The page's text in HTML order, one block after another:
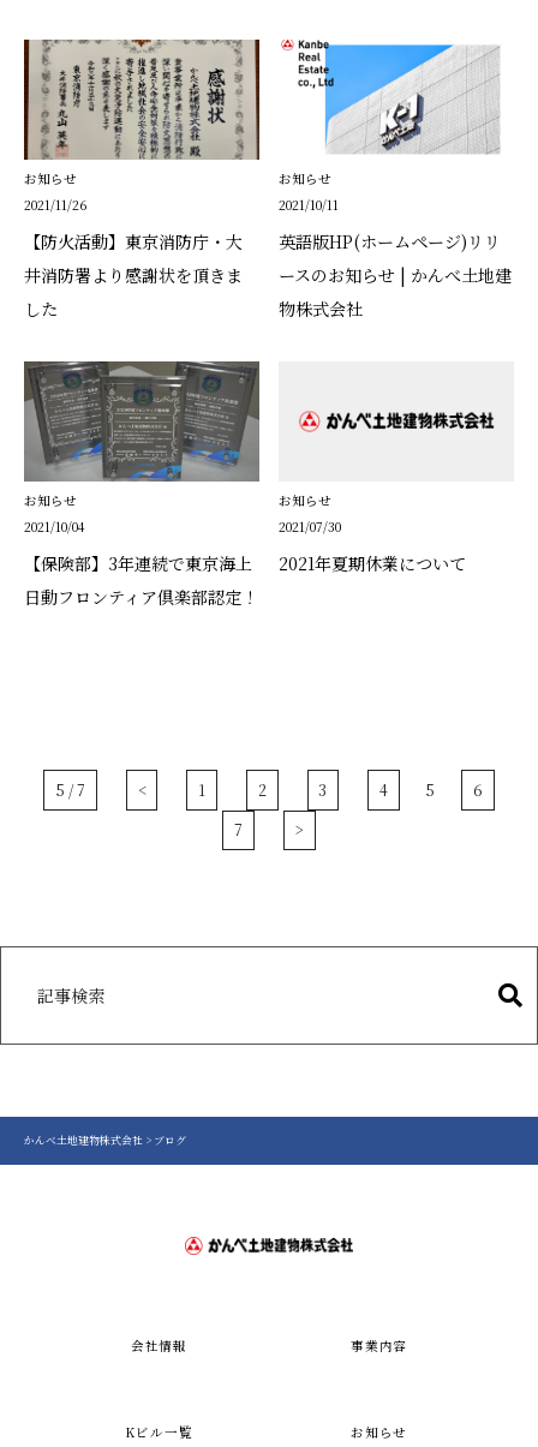
お知らせ
2021/11/26
【防火活動】東京消防庁・大
井消防署より感謝状を頂きま
した
お知らせ
2021/10/11
英語版HP(ホームページ)リリ
ースのお知らせ | かんべ土地建
物株式会社
お知らせ
2021/10/04
【保険部】3年連続で東京海上
日動フロンティア倶楽部認定！
お知らせ
2021/07/30
2021年夏期休業について
5 / 7 < 1 2 3 4 5
6
7
>
かんべ土地建物株式会社 > ブログ
会社情報 事業内容
Kビル一覧 お知らせ